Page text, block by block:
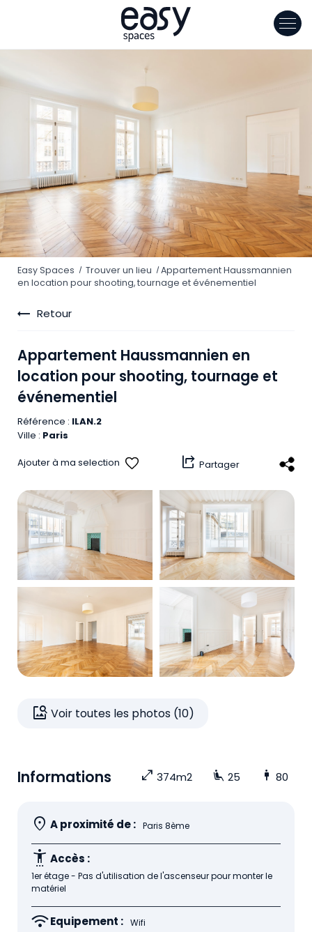
Easy Spaces Trouver un lieu
Appartement Haussmannien
en location pour shooting, tournage et événementiel
Retour
Appartement Haussmannien en
location pour shooting, tournage et
événementiel
Référence : ILAN.2
Ville : Paris
Ajouter à ma selection share_windows Partager
image_search Voir toutes les photos (10)
Informations open_in_full 374m2 airline_seat_recline_extra 25 man 80
location_on A proximité de : Paris 8ème
settings_accessibility Accès :
1er étage - Pas d'utilisation de l'ascenseur pour monter le
matériel
wifiEquipement : Wifi
Panneau de gestion des cookies